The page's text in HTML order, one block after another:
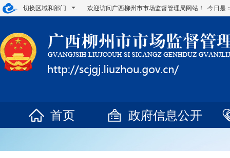
切换区域和部门 欢迎访问广西柳州市市场监督管理局网站！ 今日是
首页 政府信息公开